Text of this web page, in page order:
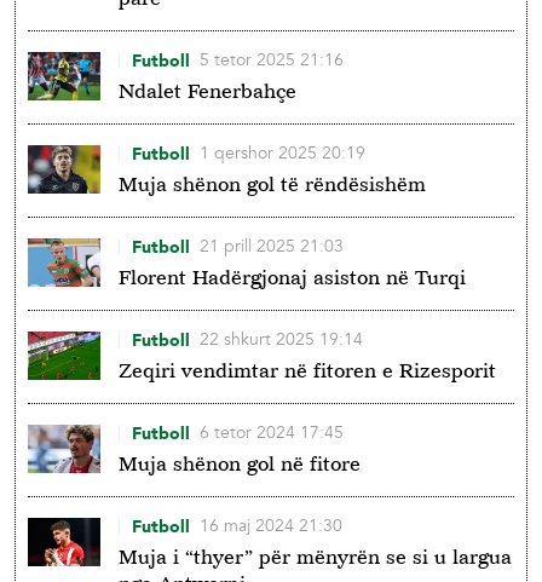
Ndalet Fenerbahçe
Futboll 5 tetor 2025 21:16
Muja shënon gol të rëndësishëm
Futboll 1 qershor 2025 20:19
Florent Hadërgjonaj asiston në Turqi
Futboll 21 prill 2025 21:03
Zeqiri vendimtar në fitoren e Rizesporit
Futboll 22 shkurt 2025 19:14
Muja shënon gol në fitore
Futboll 6 tetor 2024 17:45
Muja i “thyer” për mënyrën se si u largua
Futboll 16 maj 2024 21:30